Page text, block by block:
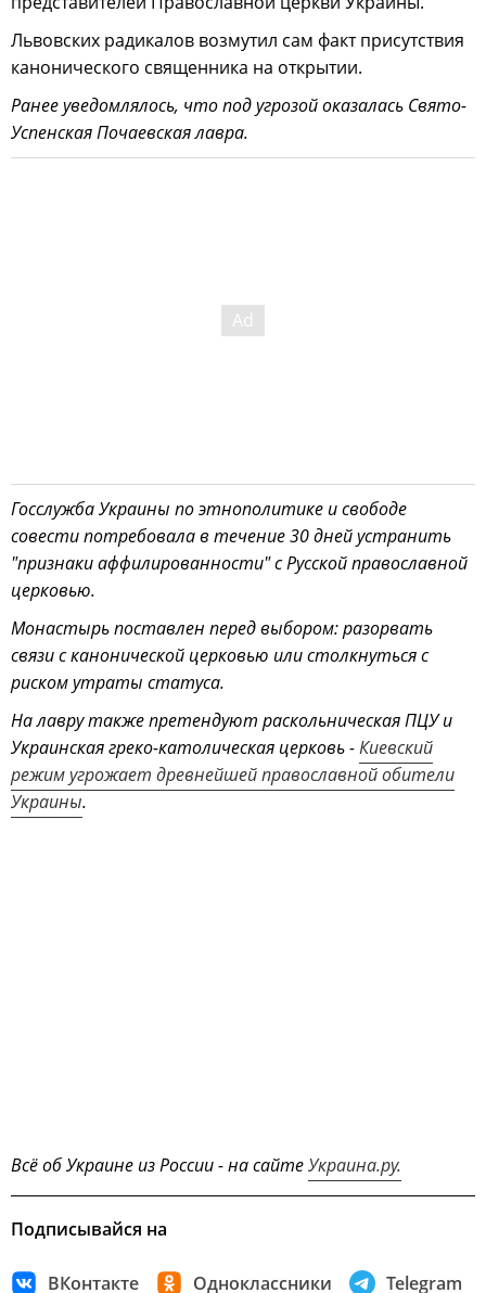
Львовских радикалов возмутил сам факт присутствия
канонического священника на открытии.
Ранее уведомлялось, что под угрозой оказалась Свято-
Успенская Почаевская лавра.
Госслужба Украины по этнополитике и свободе
совести потребовала в течение 30 дней устранить
"признаки аффилированности" с Русской православной
церковью.
Монастырь поставлен перед выбором: разорвать
связи с канонической церковью или столкнуться с
риском утраты статуса.
На лавру также претендуют раскольническая ПЦУ и
Украинская греко-католическая церковь -Киевский
режим угрожает древнейшей православной обители
Украины.
Всё об Украине из России - на сайтеУкраина.ру.
Подписывайся на
ВКонтакте Одноклассники Telegram